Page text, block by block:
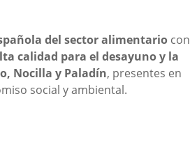
del sector alimentariocon
calidad para el desayuno y la
Nocilla y Paladín, presentes en
social y ambiental.